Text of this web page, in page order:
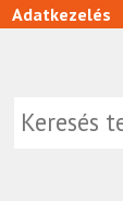
Adatkezelés